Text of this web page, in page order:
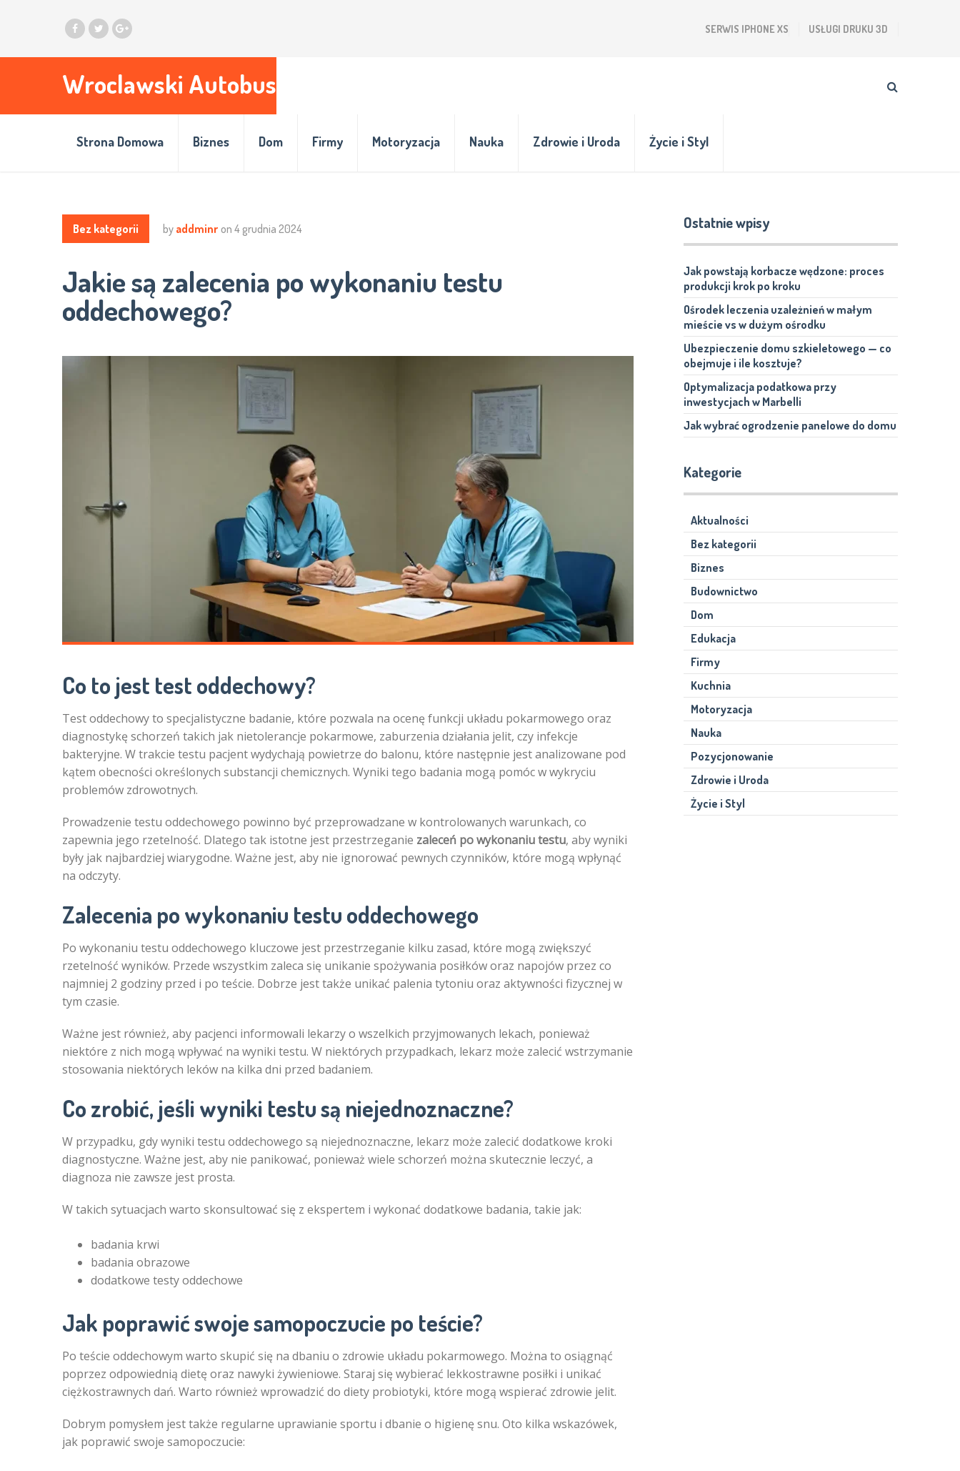
SERWIS IPHONE XS USŁUGI DRUKU 3D
Wroclawski Autobus
Strona Domowa Biznes Dom Firmy Motoryzacja Nauka Zdrowie i Uroda Życie i Styl
Bez kategorii by addminr on 4 grudnia 2024
Jakie są zalecenia po wykonaniu testu
oddechowego?
Co to jest test oddechowy?
Test oddechowy to specjalistyczne badanie, które pozwala na ocenę funkcji układu pokarmowego oraz
diagnostykę schorzeń takich jak nietolerancje pokarmowe, zaburzenia działania jelit, czy infekcje
bakteryjne. W trakcie testu pacjent wydychają powietrze do balonu, które następnie jest analizowane pod
kątem obecności określonych substancji chemicznych. Wyniki tego badania mogą pomóc w wykryciu
problemów zdrowotnych.
Prowadzenie testu oddechowego powinno być przeprowadzane w kontrolowanych warunkach, co
zapewnia jego rzetelność. Dlatego tak istotne jest przestrzeganie zaleceń po wykonaniu testu, aby wyniki
były jak najbardziej wiarygodne. Ważne jest, aby nie ignorować pewnych czynników, które mogą wpłynąć
na odczyty.
Zalecenia po wykonaniu testu oddechowego
Po wykonaniu testu oddechowego kluczowe jest przestrzeganie kilku zasad, które mogą zwiększyć
rzetelność wyników. Przede wszystkim zaleca się unikanie spożywania posiłków oraz napojów przez co
najmniej 2 godziny przed i po teście. Dobrze jest także unikać palenia tytoniu oraz aktywności fizycznej w
tym czasie.
Ważne jest również, aby pacjenci informowali lekarzy o wszelkich przyjmowanych lekach, ponieważ
niektóre z nich mogą wpływać na wyniki testu. W niektórych przypadkach, lekarz może zalecić wstrzymanie
stosowania niektórych leków na kilka dni przed badaniem.
Co zrobić, jeśli wyniki testu są niejednoznaczne?
W przypadku, gdy wyniki testu oddechowego są niejednoznaczne, lekarz może zalecić dodatkowe kroki
diagnostyczne. Ważne jest, aby nie panikować, ponieważ wiele schorzeń można skutecznie leczyć, a
diagnoza nie zawsze jest prosta.
W takich sytuacjach warto skonsultować się z ekspertem i wykonać dodatkowe badania, takie jak:
badania krwi
badania obrazowe
dodatkowe testy oddechowe
Jak poprawić swoje samopoczucie po teście?
Po teście oddechowym warto skupić się na dbaniu o zdrowie układu pokarmowego. Można to osiągnąć
poprzez odpowiednią dietę oraz nawyki żywieniowe. Staraj się wybierać lekkostrawne posiłki i unikać
ciężkostrawnych dań. Warto również wprowadzić do diety probiotyki, które mogą wspierać zdrowie jelit.
Dobrym pomysłem jest także regularne uprawianie sportu i dbanie o higienę snu. Oto kilka wskazówek,
jak poprawić swoje samopoczucie:
Ostatnie wpisy
Jak powstają korbacze wędzone: proces
produkcji krok po kroku
Ośrodek leczenia uzależnień w małym
mieście vs w dużym ośrodku
Ubezpieczenie domu szkieletowego — co
obejmuje i ile kosztuje?
Optymalizacja podatkowa przy
inwestycjach w Marbelli
Jak wybrać ogrodzenie panelowe do domu
Kategorie
Aktualności
Bez kategorii
Biznes
Budownictwo
Dom
Edukacja
Firmy
Kuchnia
Motoryzacja
Nauka
Pozycjonowanie
Zdrowie i Uroda
Życie i Styl